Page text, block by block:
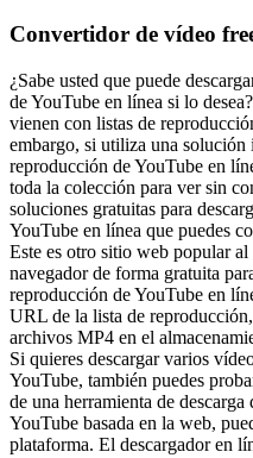
Convertidor de vídeo
¿Sabe usted que puede
de YouTube en línea si lo
vienen con listas de
embargo, si utiliza una solución
reproducción de YouTube en
toda la colección para ver sin
soluciones gratuitas para
YouTube en línea que puedes
Este es otro sitio web popular al
navegador de forma gratuita
reproducción de YouTube en
URL de la lista de
archivos MP4 en el
Si quieres descargar varios
YouTube, también puedes
de una herramienta de
YouTube basada en la web,
plataforma. El descargador en